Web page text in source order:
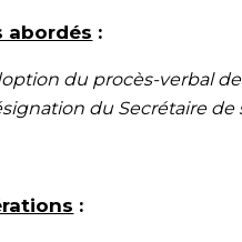
abordés :
du procès-verbal
du Secrétaire de
: